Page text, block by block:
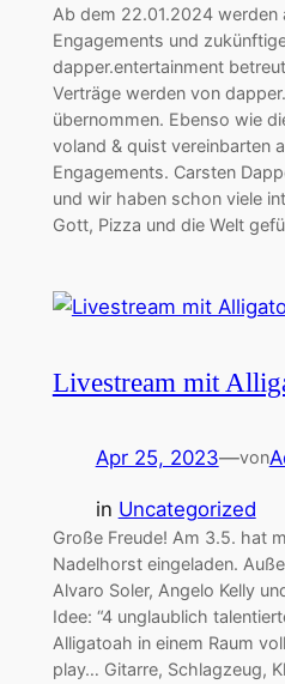
Ab dem 22.01.2024 werden
Engagements und
dapper.entertainment
Verträge werden von
übernommen. Ebenso wie
voland & quist vereinbarten
Engagements. Carsten
und wir haben schon viele
Gott, Pizza und die Welt
Livestream mit
Apr 25, 2023—von
in Uncategorized
Große Freude! Am 3.5. hat
Nadelhorst eingeladen.
Alvaro Soler, Angelo Kelly
Idee: “4 unglaublich
Alligatoah in einem Raum
play… Gitarre, Schlagzeug,